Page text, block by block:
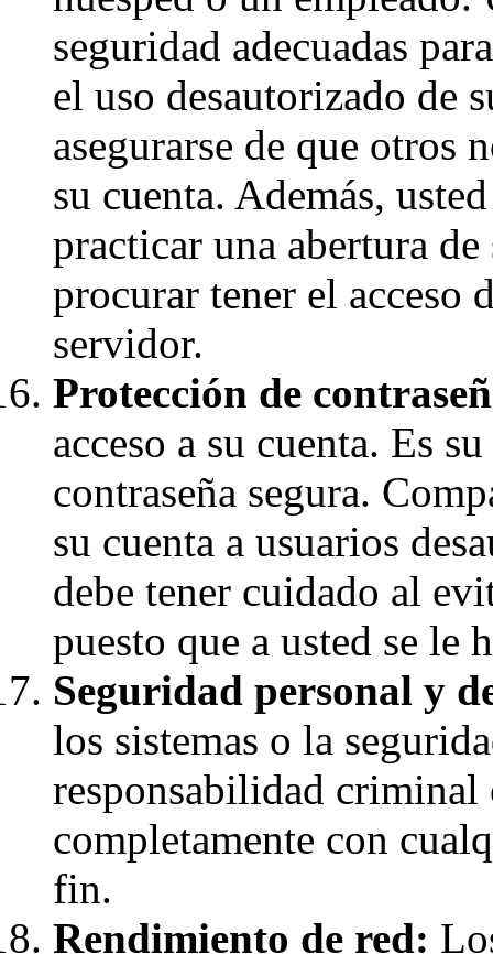
seguridad adecuadas
el uso desautorizado de
asegurarse de que otros
su cuenta. Además,
practicar una abertura
procurar tener el acceso
servidor.
Protección de
acceso a su cuenta. Es
contraseña segura.
su cuenta a usuarios
debe tener cuidado al
puesto que a usted se le
Seguridad personal y
los sistemas o la
responsabilidad
completamente con
fin.
Rendimiento de red: